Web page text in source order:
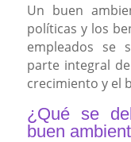
Un buen
políticas y los
empleados se
parte integral
crecimiento y el
¿Qué se
buen